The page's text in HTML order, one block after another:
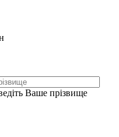
Ваше прізвище